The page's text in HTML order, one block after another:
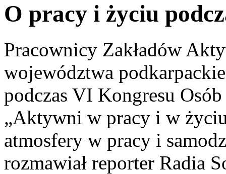
O pracy i życiu
Pracownicy Zakładów
województwa
podczas VI Kongresu
„Aktywni w pracy i w
atmosfery w pracy i
rozmawiał reporter Radia